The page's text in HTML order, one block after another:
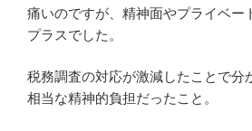
痛いのですが、精神面やプライベー
プラスでした。
税務調査の対応が激減したことで分
相当な精神的負担だったこと。